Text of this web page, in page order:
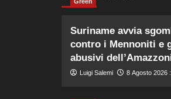
Suriname avvia
contro i Mennoniti e
abusivi
Luigi Salemi 8 Agosto 2026